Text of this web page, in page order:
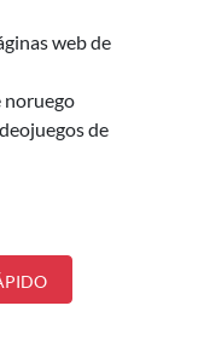
web de
noruego
de